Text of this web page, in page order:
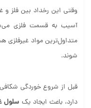
وقتی این رخداد بین فلز و
آسیب به قسمت فلزی
متداول‌ترین مواد
شوند.
قبل از شروع خوردگی
دارد، باعث ایجاد یک سلول